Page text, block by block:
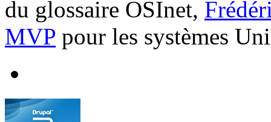
du glossaire OSInet,
MVP pour les systèmes